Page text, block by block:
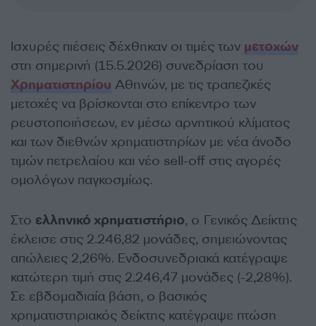
Ισχυρές πιέσεις δέχθηκαν οι τιμές των μετοχών
στη σημερινή (15.5.2026) συνεδρίαση του
Χρηματιστηρίου Αθηνών, με τις τραπεζικές
μετοχές να βρίσκονται στο επίκεντρο των
ρευστοποιήσεων, εν μέσω αρνητικού κλίματος
και των διεθνών χρηματιστηρίων με νέα άνοδο
τιμών πετρελαίου και νέο sell-off στις αγορές
ομολόγων παγκοσμίως.
Στο ελληνικό χρηματιστήριο, ο Γενικός Δείκτης
έκλεισε στις 2.246,82 μονάδες, σημειώνοντας
απώλειες 2,26%. Ενδοσυνεδριακά κατέγραψε
κατώτερη τιμή στις 2.246,47 μονάδες (-2,28%).
Σε εβδομαδιαία βάση, ο βασικός
χρηματιστηριακός δείκτης κατέγραψε πτώση